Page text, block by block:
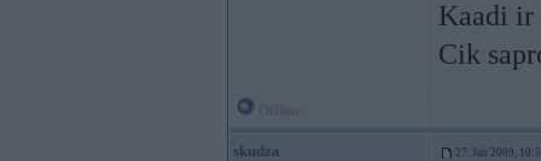
Kaadi ir
Cik
skudza 27. Jan 2009,